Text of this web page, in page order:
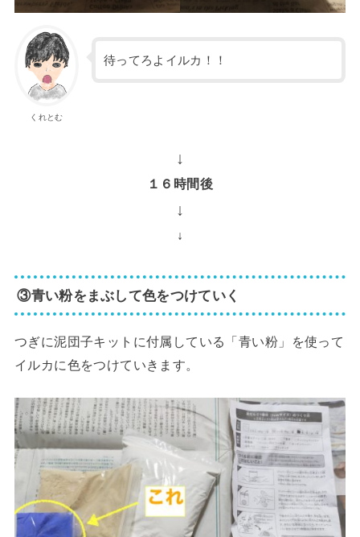
くれとむ
待ってろよイルカ！！
↓
１６時間後
↓
↓
③青い粉をまぶして色をつけていく
つぎに泥団子キットに付属している「青い粉」を使って
イルカに色をつけていきます。